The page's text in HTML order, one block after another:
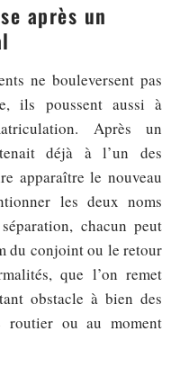
après un
ne bouleversent pas
ils poussent aussi à
Après un
déjà à l’un des
apparaître le nouveau
les deux noms
chacun peut
du conjoint ou le retour
que l’on remet
obstacle à bien des
routier ou au moment